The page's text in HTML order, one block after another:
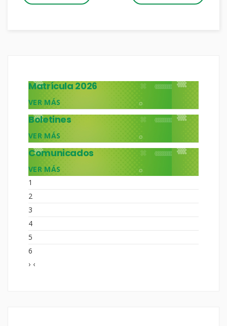
Matrícula 2026
VER MÁS
Boletines
VER MÁS
Comunicados
VER MÁS
1
2
3
4
5
6
› ‹